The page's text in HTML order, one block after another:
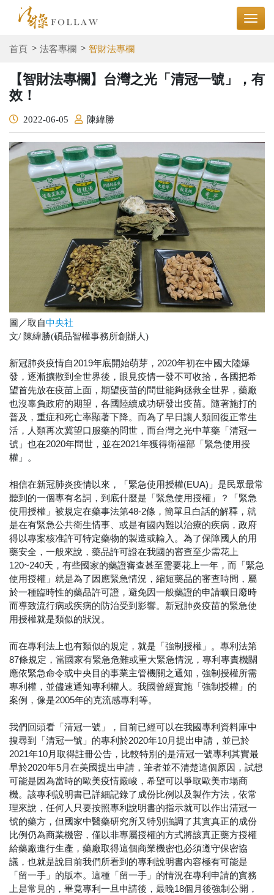
首頁 法客專欄 智財法專欄
【智財法專欄】台灣之光「清冠一號」，有
效！
2022-06-05 陳緯勝
圖／取自中央社
文/ 陳緯勝(碩品智權事務所創辦人)
新冠肺炎疫情自2019年底開始萌芽，2020年初在中國大陸爆
發，逐漸擴散到全世界後，眼見疫情一發不可收拾，各國把希
望首先放在疫苗上面，期望疫苗的問世能夠拯救全世界，藥廠
也沒辜負政府的期望，各國陸續成功研發出疫苗。隨著施打的
普及，重症和死亡率顯著下降。而為了早日讓人類回復正常生
活，人類再次冀望口服藥的問世，而台灣之光中草藥「清冠一
號」也在2020年問世，並在2021年獲得衛福部「緊急使用授
權」。
相信在新冠肺炎疫情以來，「緊急使用授權(EUA)」是民眾最常
聽到的一個專有名詞，到底什麼是「緊急使用授權」？「緊急
使用授權」被規定在藥事法第48-2條，簡單且白話的解釋，就
是在有緊急公共衛生情事、或是有國內難以治療的疾病，政府
得以專案核准許可特定藥物的製造或輸入。為了保障國人的用
藥安全，一般來說，藥品許可證在我國的審查至少需花上
120~240天，有些國家的藥證審查甚至需要花上一年，而「緊急
使用授權」就是為了因應緊急情況，縮短藥品的審查時間，屬
於一種臨時性的藥品許可證，避免因一般藥證的申請曠日廢時
而導致流行病或疾病的防治受到影響。新冠肺炎疫苗的緊急使
用授權就是類似的狀況。
而在專利法上也有類似的規定，就是「強制授權」。專利法第
87條規定，當國家有緊急危難或重大緊急情況，專利專責機關
應依緊急命令或中央目的事業主管機關之通知，強制授權所需
專利權，並儘速通知專利權人。我國曾經實施「強制授權」的
案例，像是2005年的克流感專利等。
我們回頭看「清冠一號」，目前已經可以在我國專利資料庫中
搜尋到「清冠一號」的專利於2020年10月提出申請，並已於
2021年10月取得註冊公告，比較特別的是清冠一號專利其實最
早於2020年5月在美國提出申請，筆者並不清楚這個原因，試想
可能是因為當時的歐美疫情嚴峻，希望可以爭取歐美市場商
機。該專利說明書已詳細記錄了成份比例以及製作方法，依常
理來說，任何人只要按照專利說明書的指示就可以作出清冠一
號的藥方，但國家中醫藥研究所又特別強調了其實真正的成份
比例仍為商業機密，僅以非專屬授權的方式將該真正藥方授權
給藥廠進行生產，藥廠取得這個商業機密也必須遵守保密協
議，也就是說目前我們所看到的專利說明書內容極有可能是
「留一手」的版本。這種「留一手」的情況在專利申請的實務
上是常見的，畢竟專利一旦申請後，最晚18個月後強制公開，